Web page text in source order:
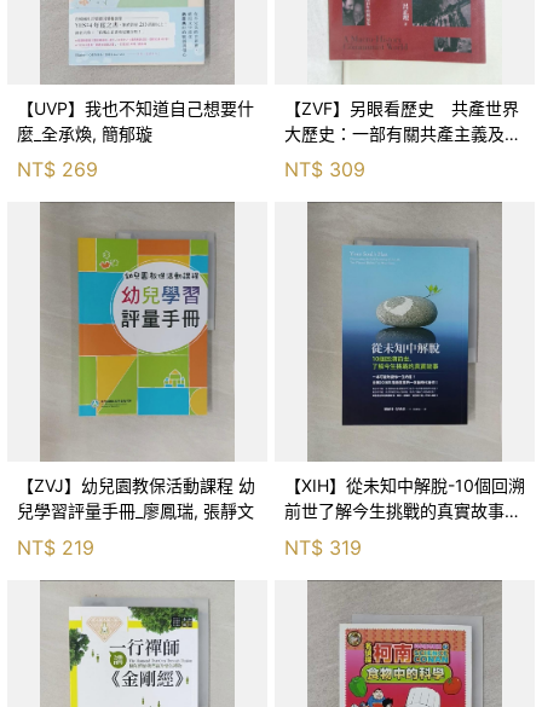
【UVP】我也不知道自己想要什
麼_全承煥, 簡郁璇
NT$ 269
【ZVF】另眼看歷史 共產世界
大歷史：一部有關共產主義及共
產黨兩百年的興衰史_呂正理
NT$ 309
【ZVJ】幼兒園教保活動課程 幼
兒學習評量手冊_廖鳳瑞, 張靜文
NT$ 219
【XIH】從未知中解脫-10個回溯
前世了解今生挑戰的真實故事_
羅伯特．舒
NT$ 319